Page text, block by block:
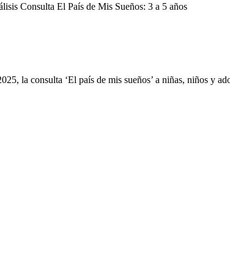
Consulta El País de Mis Sueños: 3 a 5 años
la consulta ‘El país de mis sueños’ a niñas, niños y